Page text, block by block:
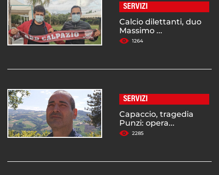
SERVIZI
Calcio dilettanti, duo
Massimo ...
1264
SERVIZI
Capaccio, tragedia
Punzi: opera...
2285